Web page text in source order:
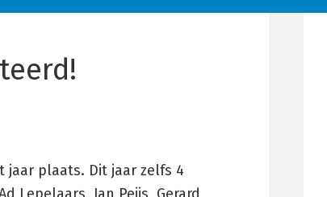
jaar plaats. Dit jaar zelfs 4